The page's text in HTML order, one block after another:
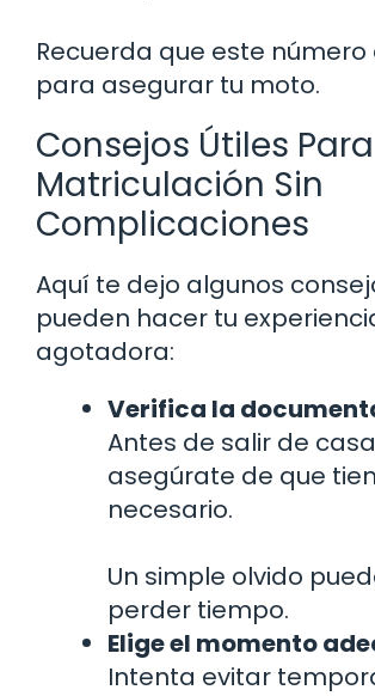
Recuerda que este número
para asegurar tu moto.
Consejos Útiles
Matriculación Sin
Complicaciones
Aquí te dejo algunos
pueden hacer tu
agotadora:
Verifica la
Antes de salir de
asegúrate de que
necesario.
Un simple olvido
perder tiempo.
Elige el momento
Intenta evitar